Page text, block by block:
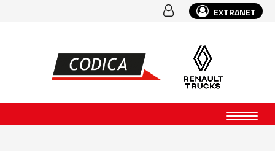
EXTRANET